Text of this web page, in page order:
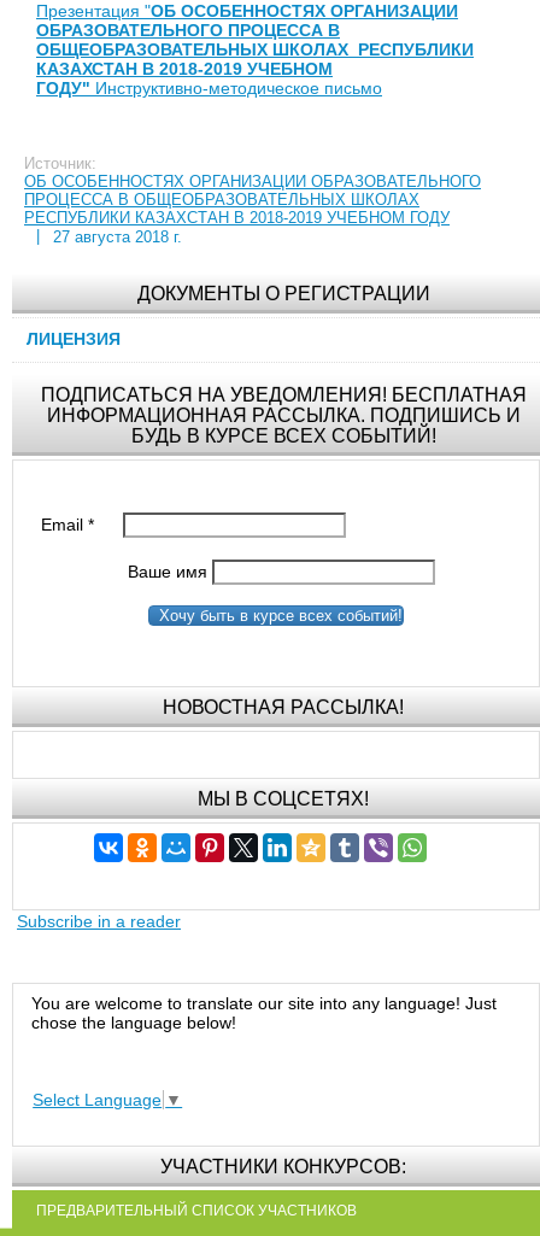
Презентация "ОБ ОСОБЕННОСТЯХ ОРГАНИЗАЦИИ
ОБРАЗОВАТЕЛЬНОГО ПРОЦЕССА В
ОБЩЕОБРАЗОВАТЕЛЬНЫХ ШКОЛАХ РЕСПУБЛИКИ
КАЗАХСТАН В 2018-2019 УЧЕБНОМ
ГОДУ" Инструктивно-методическое письмо
Источник:
ОБ ОСОБЕННОСТЯХ ОРГАНИЗАЦИИ ОБРАЗОВАТЕЛЬНОГО
ПРОЦЕССА В ОБЩЕОБРАЗОВАТЕЛЬНЫХ ШКОЛАХ
РЕСПУБЛИКИ КАЗАХСТАН В 2018-2019 УЧЕБНОМ ГОДУ
|
27 августа 2018 г.
ДОКУМЕНТЫ О РЕГИСТРАЦИИ
ЛИЦЕНЗИЯ
ПОДПИСАТЬСЯ НА УВЕДОМЛЕНИЯ! БЕСПЛАТНАЯ
ИНФОРМАЦИОННАЯ РАССЫЛКА. ПОДПИШИСЬ И
БУДЬ В КУРСЕ ВСЕХ СОБЫТИЙ!
Email*
Ваше имя
Хочу быть в курсе всех событий!
НОВОСТНАЯ РАССЫЛКА!
МЫ В СОЦСЕТЯХ!
Subscribe in a reader
You are welcome to translate our site into any language! Just
chose the language below!
Select Language ▼
УЧАСТНИКИ КОНКУРСОВ:
ПРЕДВАРИТЕЛЬНЫЙ СПИСОК УЧАСТНИКОВ